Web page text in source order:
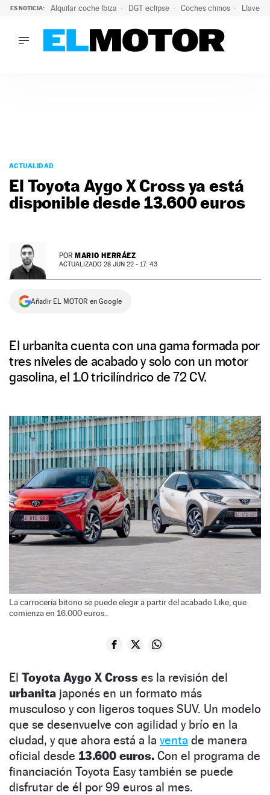
ES NOTICIA: Alquilar coche Ibiza DGT eclipse Coches chinos Llaves
PODCAST
MOTOS
TECNOLOGÍA
SUPERCOCHES
PREMIOS
SERVICIOS
ACTUALIDAD
El Toyota Aygo X Cross ya está
disponible desde 13.600 euros
POR MARIO HERRÁEZ
ACTUALIZADO 28 JUN 22 - 17: 43
Añadir EL MOTOR en Google
El urbanita cuenta con una gama formada por
tres niveles de acabado y solo con un motor
gasolina, el 1.0 tricilíndrico de 72 CV.
La carrocería bitono se puede elegir a partir del acabado Like, que
comienza en 16.000 euros..
El Toyota Aygo X Cross es la revisión del
urbanita japonés en un formato más
musculoso y con ligeros toques SUV. Un modelo
que se desenvuelve con agilidad y brío en la
ciudad, y que ahora está a la venta de manera
oficial desde 13.600 euros. Con el programa de
financiación Toyota Easy también se puede
disfrutar de él por 99 euros al mes.